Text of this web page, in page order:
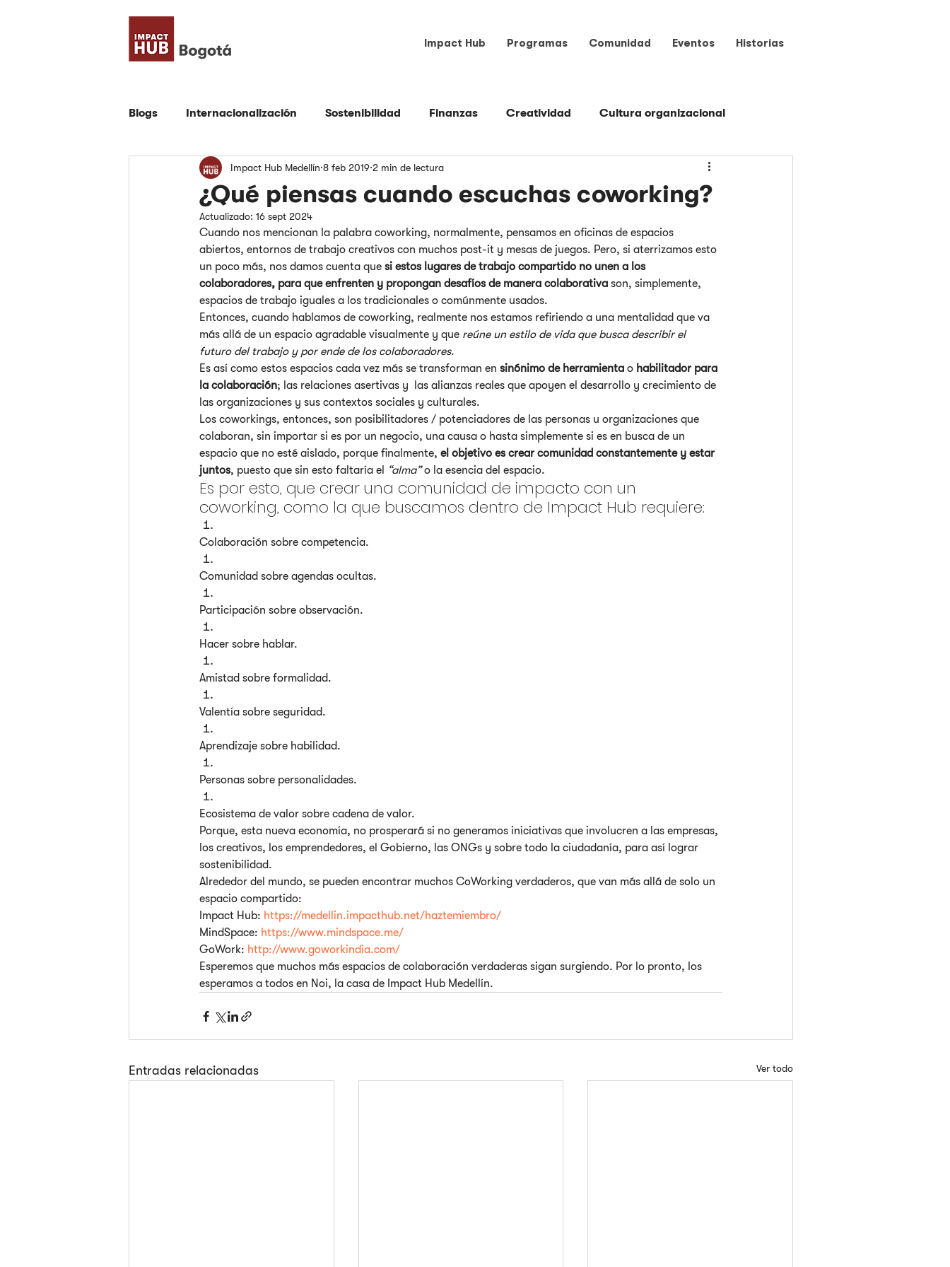
Impact Hub Programas Comunidad Eventos Historias
Blogs Internacionalización Sostenibilidad Finanzas Creatividad Cultura organizacional
Comunidad Empresa Espacio Herramientas Programas
Emprendimiento Todos
¿Qué piensas cuando escuchas coworking?
Impact Hub Medellín 8 feb 2019 2 min de lectura
Actualizado: 16 sept 2024
Cuando nos mencionan la palabra coworking, normalmente, pensamos en oficinas de espacios
abiertos, entornos de trabajo creativos con muchos post-it y mesas de juegos. Pero, si aterrizamos esto
un poco más, nos damos cuenta que si estos lugares de trabajo compartido no unen a los
colaboradores, para que enfrenten y propongan desafíos de manera colaborativa son, simplemente,
espacios de trabajo iguales a los tradicionales o comúnmente usados.
Entonces, cuando hablamos de coworking, realmente nos estamos refiriendo a una mentalidad que va
más allá de un espacio agradable visualmente y que reúne un estilo de vida que busca describir el
futuro del trabajo y por ende de los colaboradores.
Es así como estos espacios cada vez más se transforman en sinónimo de herramienta o habilitador para
la colaboración; las relaciones asertivas y  las alianzas reales que apoyen el desarrollo y crecimiento de
las organizaciones y sus contextos sociales y culturales.
Los coworkings, entonces, son posibilitadores / potenciadores de las personas u organizaciones que
colaboran, sin importar si es por un negocio, una causa o hasta simplemente si es en busca de un
espacio que no esté aislado, porque finalmente, el objetivo es crear comunidad constantemente y estar
juntos, puesto que sin esto faltaría el “alma” o la esencia del espacio.
Es por esto, que crear una comunidad de impacto con un
coworking, como la que buscamos dentro de Impact Hub requiere:
Colaboración sobre competencia.
Comunidad sobre agendas ocultas.
Participación sobre observación.
Hacer sobre hablar.
Amistad sobre formalidad.
Valentía sobre seguridad.
Aprendizaje sobre habilidad.
Personas sobre personalidades.
Ecosistema de valor sobre cadena de valor.
Porque, esta nueva economía, no prosperará si no generamos iniciativas que involucren a las empresas,
los creativos, los emprendedores, el Gobierno, las ONGs y sobre todo la ciudadanía, para así lograr
sostenibilidad.
Alrededor del mundo, se pueden encontrar muchos CoWorking verdaderos, que van más allá de solo un
espacio compartido:
Impact Hub: https://medellin.impacthub.net/haztemiembro/
MindSpace: https://www.mindspace.me/
GoWork: http://www.goworkindia.com/
Esperemos que muchos más espacios de colaboración verdaderas sigan surgiendo. Por lo pronto, los
esperamos a todos en Noi, la casa de Impact Hub Medellín.
Entradas relacionadas Ver todo